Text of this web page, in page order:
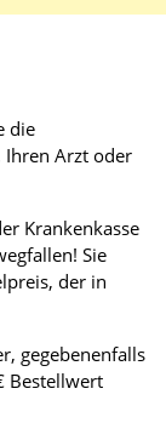
die
Ihren Arzt oder
Krankenkasse
Sie
der in
gegebenenfalls
Bestellwert